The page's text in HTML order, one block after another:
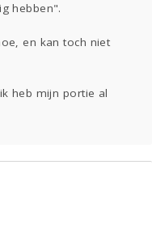
hebben".
en kan toch niet
heb mijn portie al